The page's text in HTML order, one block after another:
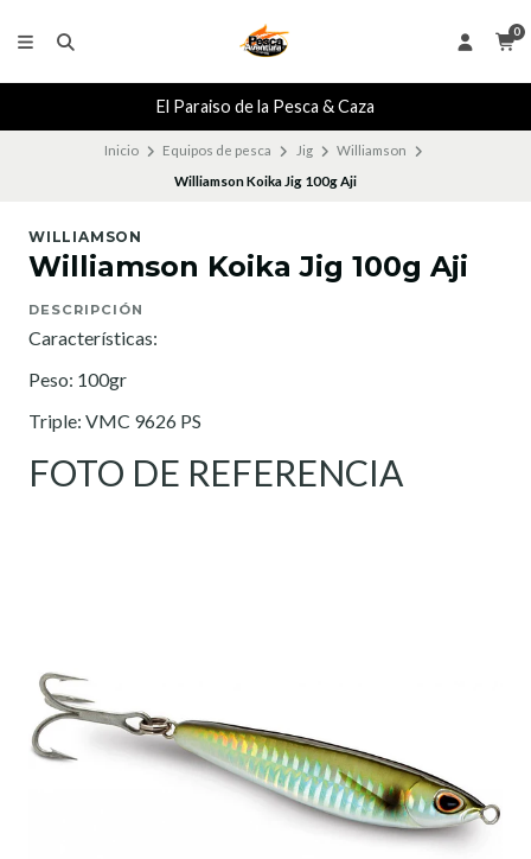
0
El Paraiso de la Pesca & Caza
Inicio Equipos de pesca Jig
Williamson
Williamson Koika Jig 100g Aji
WILLIAMSON
Williamson Koika Jig 100g Aji
DESCRIPCIÓN
Características:
Peso: 100gr
Triple: VMC 9626 PS
FOTO DE REFERENCIA